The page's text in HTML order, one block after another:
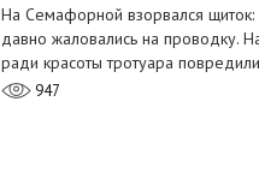
На Семафорной взорвался щиток:
давно жаловались на проводку.
ради красоты тротуара
947